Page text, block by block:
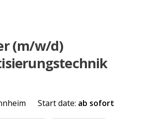
(m/w/d)
Start date: ab sofort